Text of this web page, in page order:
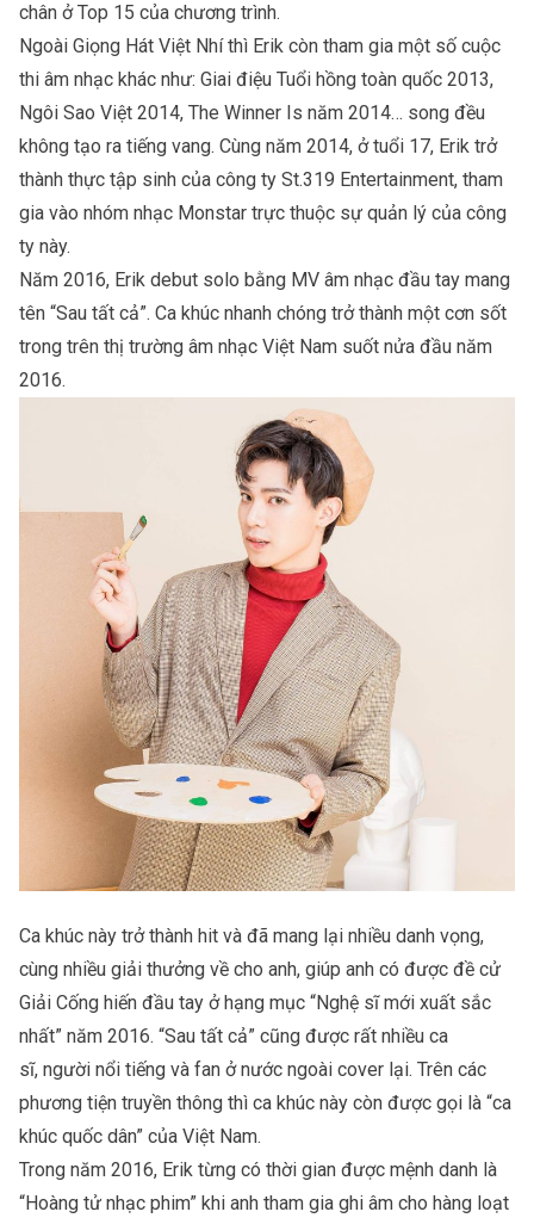
chân ở Top 15 của chương trình.
Ngoài Giọng Hát Việt Nhí thì Erik còn tham gia một số cuộc
thi âm nhạc khác như: Giai điệu Tuổi hồng toàn quốc 2013,
Ngôi Sao Việt 2014, The Winner Is năm 2014… song đều
không tạo ra tiếng vang. Cùng năm 2014, ở tuổi 17, Erik trở
thành thực tập sinh của công ty St.319 Entertainment, tham
gia vào nhóm nhạc Monstar trực thuộc sự quản lý của công
ty này.
Năm 2016, Erik debut solo bằng MV âm nhạc đầu tay mang
tên “Sau tất cả”. Ca khúc nhanh chóng trở thành một cơn sốt
trong trên thị trường âm nhạc Việt Nam suốt nửa đầu năm
2016.
Ca khúc này trở thành hit và đã mang lại nhiều danh vọng,
cùng nhiều giải thưởng về cho anh, giúp anh có được đề cử
Giải Cống hiến đầu tay ở hạng mục “Nghệ sĩ mới xuất sắc
nhất” năm 2016. “Sau tất cả” cũng được rất nhiều ca
sĩ, người nổi tiếng và fan ở nước ngoài cover lại. Trên các
phương tiện truyền thông thì ca khúc này còn được gọi là “ca
khúc quốc dân” của Việt Nam.
Trong năm 2016, Erik từng có thời gian được mệnh danh là
“Hoàng tử nhạc phim” khi anh tham gia ghi âm cho hàng loạt